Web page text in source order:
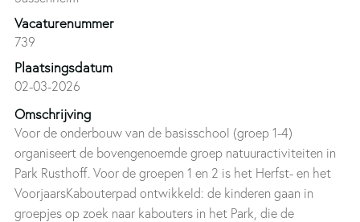
Vacaturenummer
739
Plaatsingsdatum
02-03-2026
Omschrijving
Voor de onderbouw van de basisschool (groep 1-4)
organiseert de bovengenoemde groep natuuractiviteiten in
Park Rusthoff. Voor de groepen 1 en 2 is het Herfst- en het
VoorjaarsKabouterpad ontwikkeld: de kinderen gaan in
groepjes op zoek naar kabouters in het Park, die de